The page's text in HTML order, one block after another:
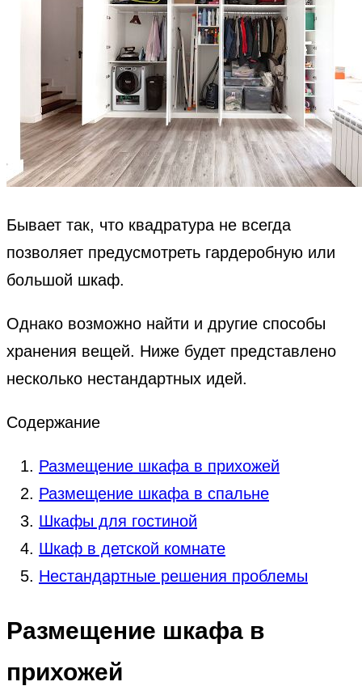
Бывает так, что квадратура не всегда
позволяет предусмотреть гардеробную или
большой шкаф.
Однако возможно найти и другие способы
хранения вещей. Ниже будет представлено
несколько нестандартных идей.
Содержание
Размещение шкафа в прихожей
Размещение шкафа в спальне
Шкафы для гостиной
Шкаф в детской комнате
Нестандартные решения проблемы
Размещение шкафа в
прихожей